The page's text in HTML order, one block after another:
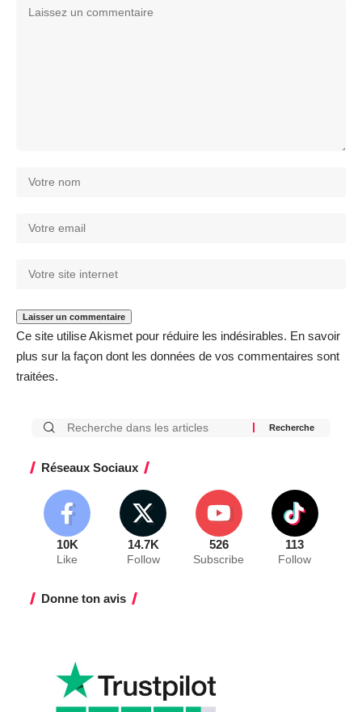
Ce site utilise Akismet pour réduire les indésirables. En savoir
plus sur la façon dont les données de vos commentaires sont
traitées.
Réseaux Sociaux
10K
Like
14.7K
Follow
526
Subscribe
113
Follow
Donne ton avis